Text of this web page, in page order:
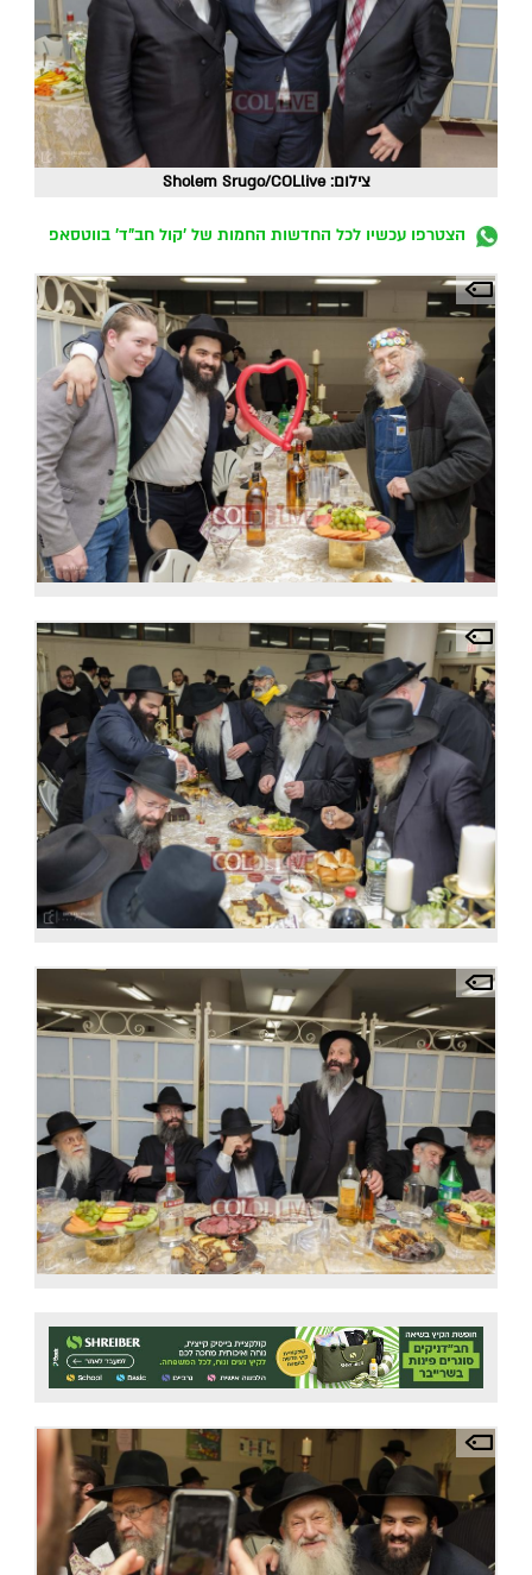
צילום: Sholem Srugo/COLlive
הצטרפו עכשיו לכל החדשות החמות של 'קול חב"ד' בווטסאפ